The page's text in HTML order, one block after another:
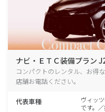
ナビ・ＥＴＣ装備プラン
コンパクトのレンタル、お得
店舗お電話ください。
代表車種
ヴィッ
です。／